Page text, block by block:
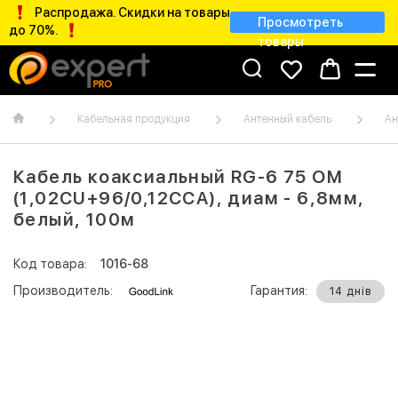
Распродажа. Скидки на товары
до 70%.
Просмотреть
товары
Кабельная продукция Антенный кабель
Кабель коаксиальный RG-6 75 ОМ
(1,02CU+96/0,12CCA), диам - 6,8мм,
белый, 100м
Код товара:
1016-68
Производитель:
Гарантия: 14 днів